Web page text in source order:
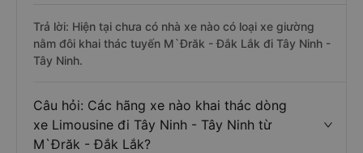
Trả lời: Hiện tại chưa có nhà xe nào có loại xe giường
nằm đôi khai thác tuyến M`Đrăk - Đắk Lắk đi Tây Ninh -
Tây Ninh.
Câu hỏi: Các hãng xe nào khai thác dòng
xe Limousine đi Tây Ninh - Tây Ninh từ
M`Đrăk - Đắk Lắk?